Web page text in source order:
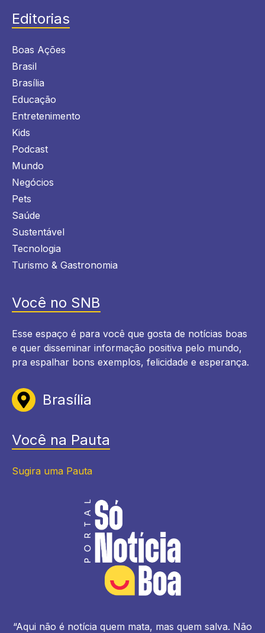
Editorias
Boas Ações
Brasil
Brasília
Educação
Entretenimento
Kids
Podcast
Mundo
Negócios
Pets
Saúde
Sustentável
Tecnologia
Turismo & Gastronomia
Você no SNB
Esse espaço é para você que gosta de notícias boas
e quer disseminar informação positiva pelo mundo,
pra espalhar bons exemplos, felicidade e esperança.
Brasília
Você na Pauta
Sugira uma Pauta
“Aqui não é notícia quem mata, mas quem salva. Não